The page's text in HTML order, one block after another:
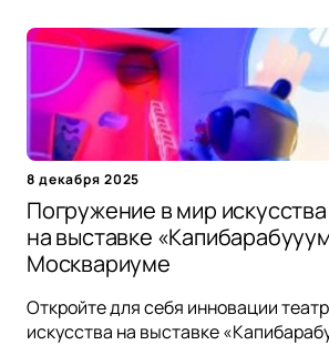
8 декабря 2025
Погружение в мир
на выставке
Москвариуме
Откройте для себя инновации
искусства на выставке